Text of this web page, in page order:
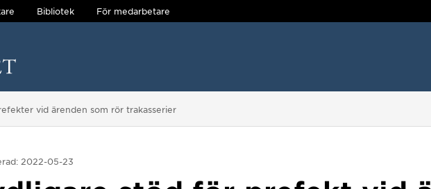
Bibliotek För medarbetare
vid ärenden som rör trakasserier
2022-05-23